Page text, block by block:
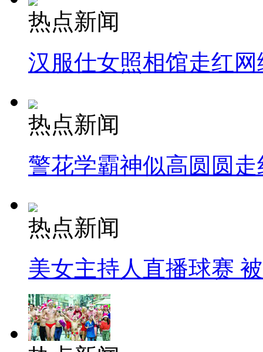
热点新闻
汉服仕女照相馆走红网
热点新闻
警花学霸神似高圆圆走
热点新闻
美女主持人直播球赛